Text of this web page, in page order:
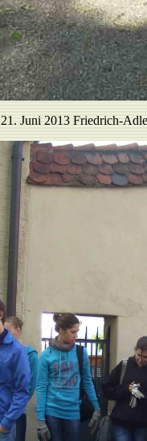
21. Juni 2013 Friedrich-